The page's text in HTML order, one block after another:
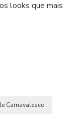
looks que mais
Carnavalesco